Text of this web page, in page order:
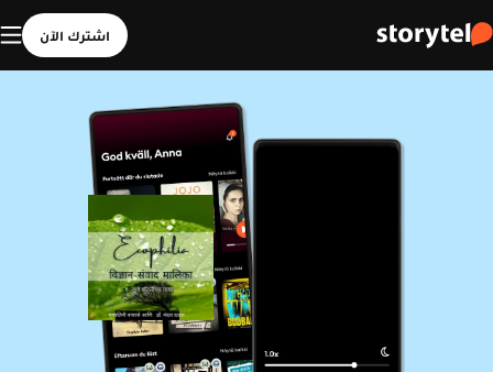
اشترك الآن